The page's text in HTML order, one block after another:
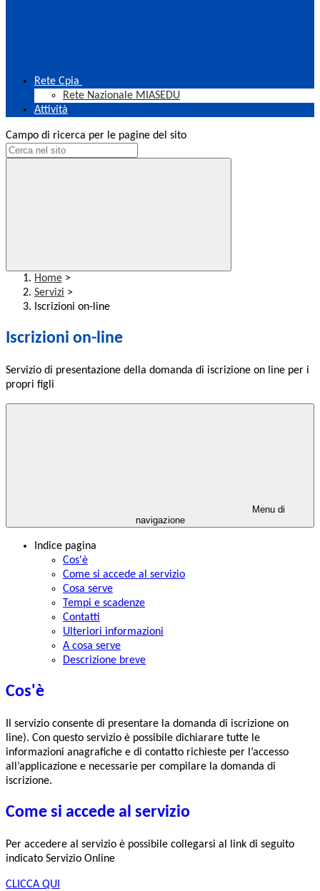
Rete Cpia
Rete Nazionale MIASEDU
Attività
Campo di ricerca per le pagine del sito
Home >
Servizi >
Iscrizioni on-line
Iscrizioni on-line
Servizio di presentazione della domanda di iscrizione on line per i
propri figli
Menu di
navigazione
Indice pagina
Cos'è
Come si accede al servizio
Cosa serve
Tempi e scadenze
Contatti
Ulteriori informazioni
A cosa serve
Descrizione breve
Cos'è
Il servizio consente di presentare la domanda di iscrizione on
line). Con questo servizio è possibile dichiarare tutte le
informazioni anagrafiche e di contatto richieste per l’accesso
all’applicazione e necessarie per compilare la domanda di
iscrizione.
Come si accede al servizio
Per accedere al servizio è possibile collegarsi al link di seguito
indicato Servizio Online
CLICCA QUI